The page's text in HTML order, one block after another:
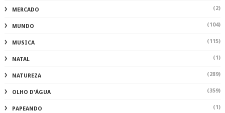
MERCADO (2)
MUNDO (104)
MUSICA (115)
NATAL (1)
NATUREZA (289)
OLHO D'ÁGUA (359)
PAPEANDO (1)